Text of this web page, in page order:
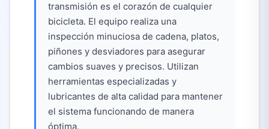
transmisión es el corazón de cualquier
bicicleta. El equipo realiza una
inspección minuciosa de cadena, platos,
piñones y desviadores para asegurar
cambios suaves y precisos. Utilizan
herramientas especializadas y
lubricantes de alta calidad para mantener
el sistema funcionando de manera
óptima.